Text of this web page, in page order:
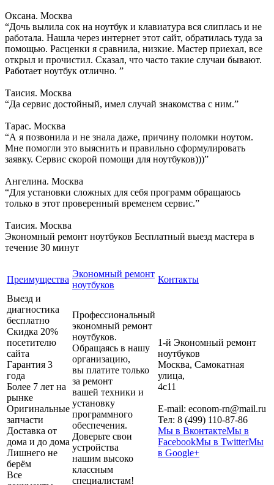
Оксана. Москва
“Дочь вылила сок на ноутбук и клавиатура вся слиплась и не
работала. Нашла через интернет этот сайт, обратилась туда за
помощью. Расценки я сравнила, низкие. Мастер приехал, все
открыл и прочистил. Сказал, что часто такие случаи бывают.
Работает ноутбук отлично. ”
Таисия. Москва
“Да сервис достойный, имел случай знакомства с ним.”
Тарас. Москва
“А я позвонила и не знала даже, причину поломки ноутом.
Мне помогли это выяснить и правильно сформулировать
заявку. Сервис скорой помощи для ноутбуков)))”
Ангелина. Москва
“Для установки сложных для себя программ обращаюсь
только в этот проверенный временем сервис.”
Таисия. Москва
Экономный ремонт ноутбуков Бесплатный выезд мастера в
течение 30 минут
Преимущества
Экономный ремонт
ноутбуков
Контакты
Выезд и
диагностика
бесплатно
Скидка 20%
посетителю
сайта
Гарантия 3
года
Более 7 лет на
рынке
Оригинальные
запчасти
Доставка от
дома и до дома
Лишнего не
берём
Все
Профессиональный
экономный ремонт
ноутбуков.
Обращаясь в нашу
организацию,
вы платите только
за ремонт
вашей техники и
установку
программного
обеспечения.
Доверьте свои
устройства
нашим высоко
классным
специалистам!
1-й Экономный ремонт
ноутбуков
Москва, Самокатная
улица,
4с11
E-mail: econom-rn@mail.ru
Тел: 8 (499) 110-87-86
Мы в ВконтактеМы в
FacebookМы в TwitterМы
в Google+